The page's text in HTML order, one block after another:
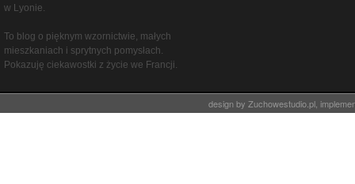
w Lyonie.
To blog o pięknym wzornictwie, małych
mieszkaniach i sprytnych pomysłach.
Pokazuję ciekawostki z życie we Francji.
design by Zuchowestudio.pl ,